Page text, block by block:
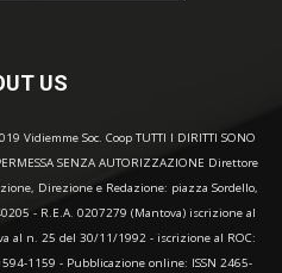
US
Vidiemme Soc. Coop TUTTI I DIRITTI SONO
SENZA AUTORIZZAZIONE Direttore
Direzione e Redazione: piazza Sordello,
- R.E.A. 0207279 (Mantova) iscrizione al
al n. 25 del 30/11/1992 - iscrizione al ROC:
1159 - Pubblicazione online: ISSN 2465-